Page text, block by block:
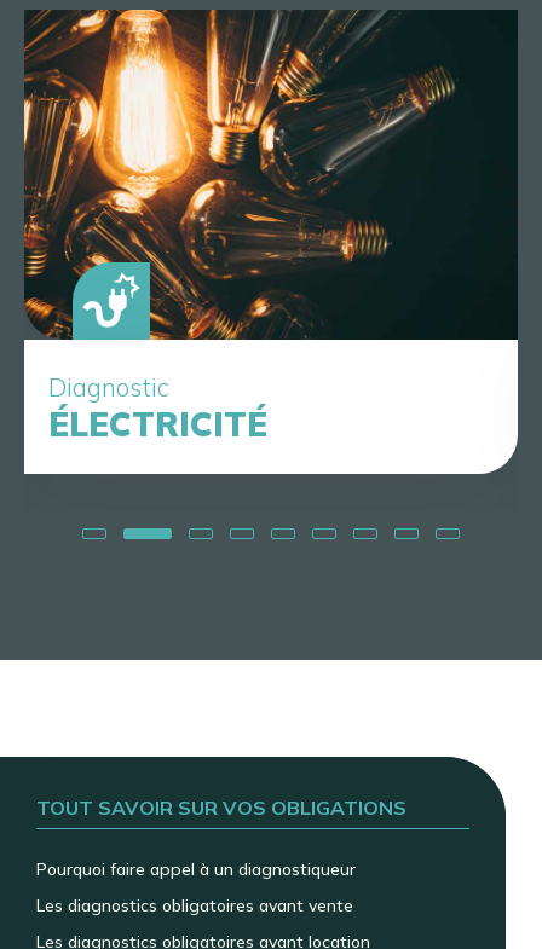
Diagnostic
ÉLECTRICITÉ
TOUT SAVOIR SUR VOS OBLIGATIONS
Pourquoi faire appel à un diagnostiqueur
Les diagnostics obligatoires avant vente
Les diagnostics obligatoires avant location